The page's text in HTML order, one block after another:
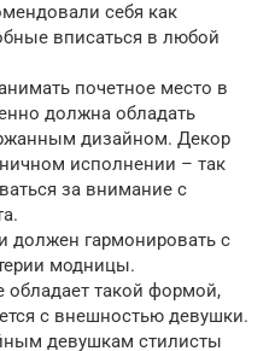
себя как
вписаться в любой
почетное место в
должна обладать
дизайном. Декор
исполнении – так
за внимание с
должен гармонировать с
модницы.
обладает такой формой,
с внешностью девушки.
девушкам стилисты